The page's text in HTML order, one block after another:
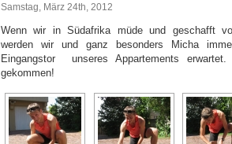
Samstag, März 24th, 2012
Wenn wir in Südafrika müde und geschafft
werden wir und ganz besonders Micha
Eingangstor unseres Appartements
gekommen!